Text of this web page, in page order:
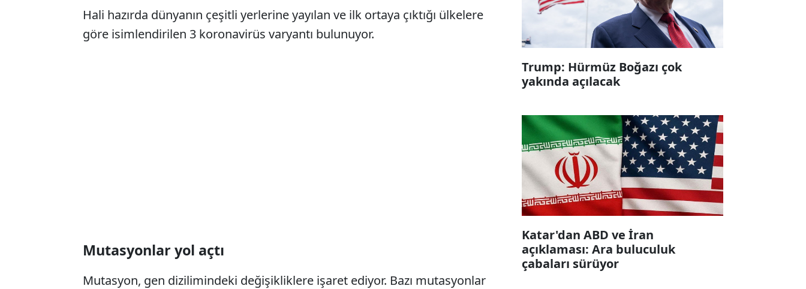
Hali hazırda dünyanın çeşitli yerlerine yayılan ve ilk ortaya çıktığı ülkelere
göre isimlendirilen 3 koronavirüs varyantı bulunuyor.
Mutasyonlar yol açtı
Mutasyon, gen dizilimindeki değişikliklere işaret ediyor. Bazı mutasyonlar
Trump: Hürmüz Boğazı çok
yakında açılacak
Katar'dan ABD ve İran
açıklaması: Ara buluculuk
çabaları sürüyor